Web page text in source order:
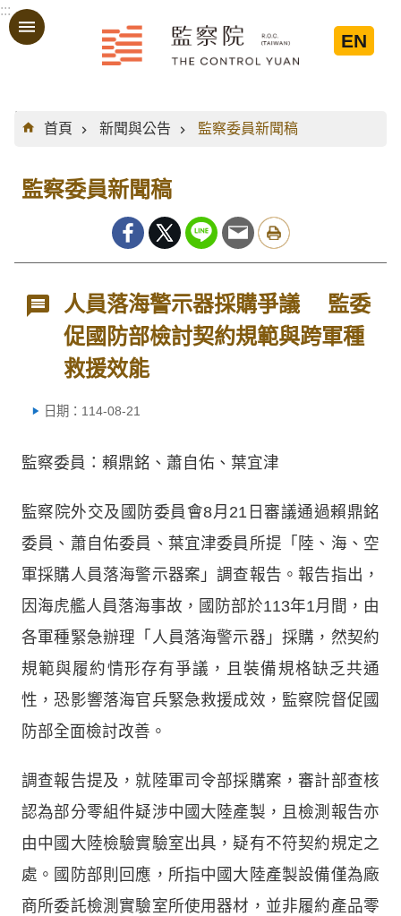
跳到主要內容區塊
:::
EN
:::
首頁
新聞與公告 監察委員新聞稿
監察委員新聞稿
人員落海警示器採購爭議 監委
促國防部檢討契約規範與跨軍種
救援效能
日期：114-08-21
監察委員：賴鼎銘、蕭自佑、葉宜津
監察院外交及國防委員會8月21日審議通過賴鼎銘
委員、蕭自佑委員、葉宜津委員所提「陸、海、空
軍採購人員落海警示器案」調查報告。報告指出，
因海虎艦人員落海事故，國防部於113年1月間，由
各軍種緊急辦理「人員落海警示器」採購，然契約
規範與履約情形存有爭議，且裝備規格缺乏共通
性，恐影響落海官兵緊急救援成效，監察院督促國
防部全面檢討改善。
調查報告提及，就陸軍司令部採購案，審計部查核
認為部分零組件疑涉中國大陸產製，且檢測報告亦
由中國大陸檢驗實驗室出具，疑有不符契約規定之
處。國防部則回應，所指中國大陸產製設備僅為廠
商所委託檢測實驗室所使用器材，並非履約產品零